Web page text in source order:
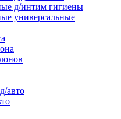
д/интим гигиены
универсальные
авто